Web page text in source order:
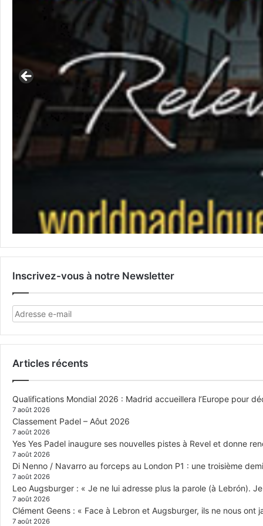
Inscrivez-vous à notre Newsletter
Articles récents
Qualifications Mondial 2026 : Madrid accueillera l’Europe pour
7 août 2026
Classement Padel – Aôut 2026
7 août 2026
Yes Yes Padel inaugure ses nouvelles pistes à Revel et donne
7 août 2026
Di Nenno / Navarro au forceps au London P1 : une troisième
7 août 2026
Leo Augsburger : « Je ne lui adresse plus la parole (à Lebrón).
7 août 2026
Clément Geens : « Face à Lebron et Augsburger, ils ne nous ont
7 août 2026